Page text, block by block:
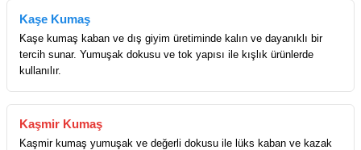
Kaşe Kumaş
Kaşe kumaş kaban ve dış giyim üretiminde kalın ve dayanıklı bir
tercih sunar. Yumuşak dokusu ve tok yapısı ile kışlık ürünlerde
kullanılır.
Kaşmir Kumaş
Kaşmir kumaş yumuşak ve değerli dokusu ile lüks kaban ve kazak